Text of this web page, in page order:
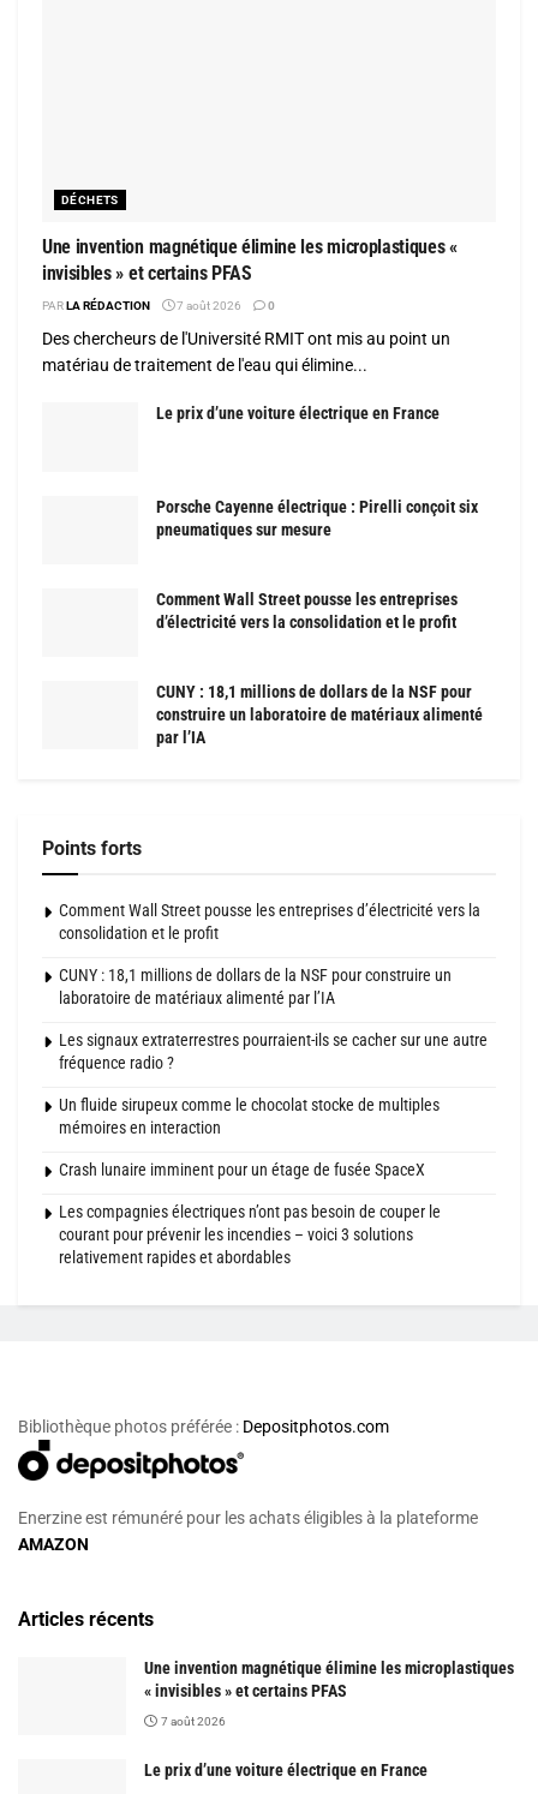
DÉCHETS
Une invention magnétique élimine les microplastiques «
invisibles » et certains PFAS
PAR LA RÉDACTION 7 août 2026 0
Des chercheurs de l'Université RMIT ont mis au point un
matériau de traitement de l'eau qui élimine...
Le prix d’une voiture électrique en France
Porsche Cayenne électrique : Pirelli conçoit six
pneumatiques sur mesure
Comment Wall Street pousse les entreprises
d’électricité vers la consolidation et le profit
CUNY : 18,1 millions de dollars de la NSF pour
construire un laboratoire de matériaux alimenté
par l’IA
Points forts
Comment Wall Street pousse les entreprises d’électricité vers la
consolidation et le profit
CUNY : 18,1 millions de dollars de la NSF pour construire un
laboratoire de matériaux alimenté par l’IA
Les signaux extraterrestres pourraient-ils se cacher sur une autre
fréquence radio ?
Un fluide sirupeux comme le chocolat stocke de multiples
mémoires en interaction
Crash lunaire imminent pour un étage de fusée SpaceX
Les compagnies électriques n’ont pas besoin de couper le
courant pour prévenir les incendies – voici 3 solutions
relativement rapides et abordables
Bibliothèque photos préférée : Depositphotos.com
Enerzine est rémunéré pour les achats éligibles à la plateforme
AMAZON
Articles récents
Une invention magnétique élimine les microplastiques
« invisibles » et certains PFAS
7 août 2026
Le prix d’une voiture électrique en France